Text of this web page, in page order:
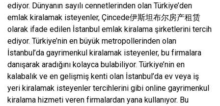
ediyor. Dünyanın sayılı cennetlerinden olan Türkiye’den
emlak kiralamak isteyenler, Çincede伊斯坦布尔房产租赁
olarak ifade edilen İstanbul emlak kiralama şirketlerini tercih
ediyor. Türkiye’nin en büyük metropollerinden olan
İstanbul’da gayrimenkul kiralamak isteyenler, bu firmalara
danışarak aradığını kolayca bulabiliyor. Türkiye’nin en
kalabalık ve en gelişmiş kenti olan İstanbul’da ev veya iş
yeri kiralamak isteyenler tercihlerini gibi online gayrimenkul
kiralama hizmeti veren firmalardan yana kullanıyor. Bu